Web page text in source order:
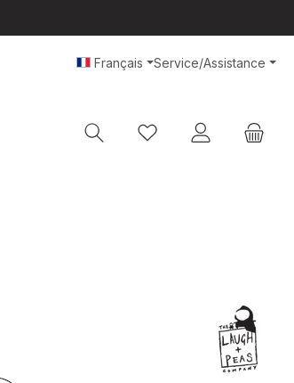
Français Service/Assistance
Vous avez 0 articles